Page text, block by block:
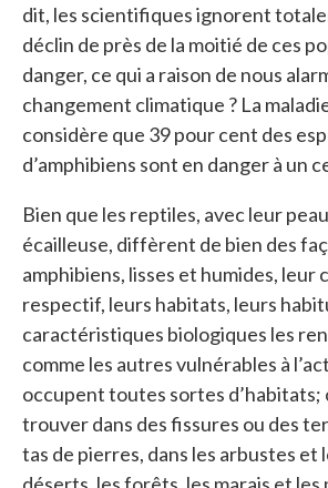
dit, les scientifiques ignorent
déclin de près de la moitié de ces
danger, ce qui a raison de nous
changement climatique ? La
considère que 39 pour cent des
d’amphibiens sont en danger à un
Bien que les reptiles, avec leur
écailleuse, diffèrent de bien des
amphibiens, lisses et humides, leur
respectif, leurs habitats, leurs
caractéristiques biologiques les
comme les autres vulnérables à
occupent toutes sortes d’habitats;
trouver dans des fissures ou des
tas de pierres, dans les arbustes et